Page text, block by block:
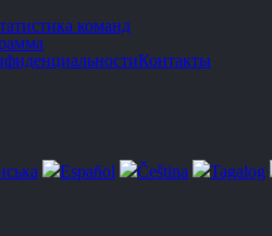
команд
Контакты
Español Čeština Tagalog